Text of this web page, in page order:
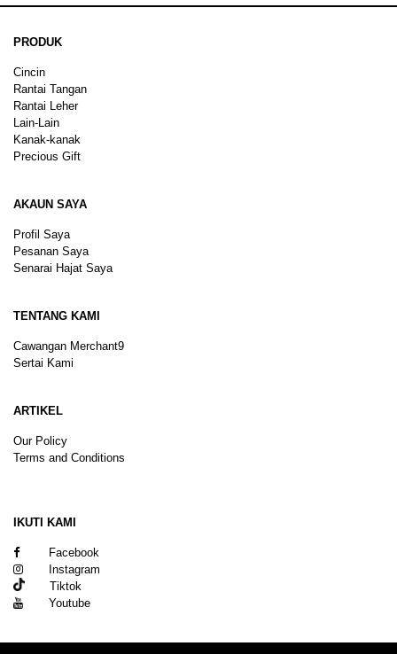
PRODUK
Cincin
Rantai Tangan
Rantai Leher
Lain-Lain
Kanak-kanak
Precious Gift
AKAUN SAYA
Profil Saya
Pesanan Saya
Senarai Hajat Saya
TENTANG KAMI
Cawangan Merchant9
Sertai Kami
ARTIKEL
Our Policy
Terms and Conditions
IKUTI KAMI
Facebook
Instagram
Tiktok
Youtube